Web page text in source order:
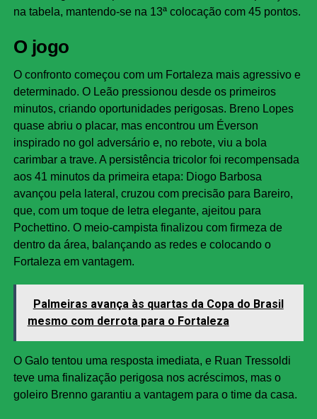
na tabela, mantendo-se na 13ª colocação com 45 pontos.
O jogo
O confronto começou com um Fortaleza mais agressivo e
determinado. O Leão pressionou desde os primeiros
minutos, criando oportunidades perigosas. Breno Lopes
quase abriu o placar, mas encontrou um Éverson
inspirado no gol adversário e, no rebote, viu a bola
carimbar a trave. A persistência tricolor foi recompensada
aos 41 minutos da primeira etapa: Diogo Barbosa
avançou pela lateral, cruzou com precisão para Bareiro,
que, com um toque de letra elegante, ajeitou para
Pochettino. O meio-campista finalizou com firmeza de
dentro da área, balançando as redes e colocando o
Fortaleza em vantagem.
Palmeiras avança às quartas da Copa do Brasil
mesmo com derrota para o Fortaleza
O Galo tentou uma resposta imediata, e Ruan Tressoldi
teve uma finalização perigosa nos acréscimos, mas o
goleiro Brenno garantiu a vantagem para o time da casa.